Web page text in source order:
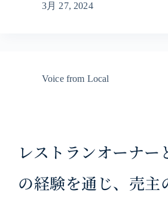
3月 27, 2024
Voice from Local
レストランオーナー
の経験を通じ、売主